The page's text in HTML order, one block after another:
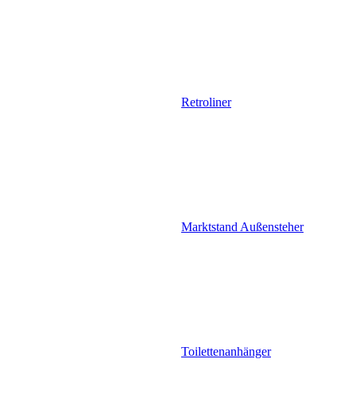
Retroliner
Marktstand Außensteher
Toilettenanhänger